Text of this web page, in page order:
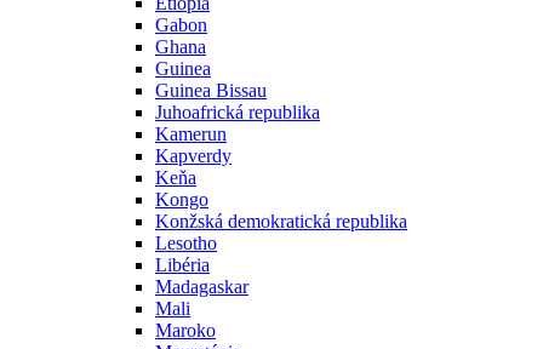
Gabon
Ghana
Guinea
Guinea Bissau
Juhoafrická republika
Kamerun
Kapverdy
Keňa
Kongo
Konžská demokratická republika
Lesotho
Libéria
Madagaskar
Mali
Maroko